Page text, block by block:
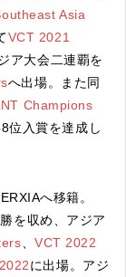
Asia
VCT 2021
ア大会二連覇を
へ出場。また同
Champions
位入賞を達成し
へ移籍。
を収め、アジア
、VCT 2022
に出場。アジ